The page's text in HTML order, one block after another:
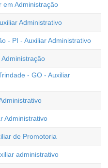
em Administração
Administrativo
- PI - Auxiliar Administrativo
- GO - Auxiliar
Administrativo
de Promotoria
administrativo